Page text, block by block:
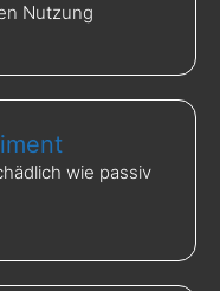
Nutzung
wie passiv